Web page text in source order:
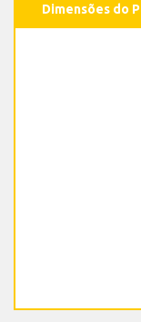
Dimensões do